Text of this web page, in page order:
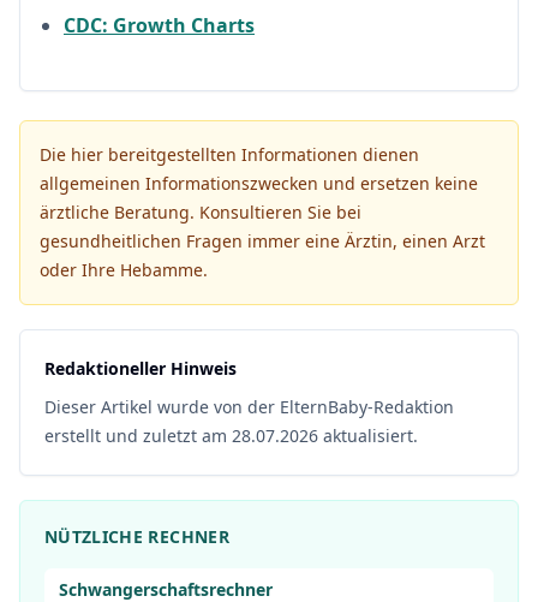
CDC: Growth Charts
Die hier bereitgestellten Informationen dienen
allgemeinen Informationszwecken und ersetzen keine
ärztliche Beratung. Konsultieren Sie bei
gesundheitlichen Fragen immer eine Ärztin, einen Arzt
oder Ihre Hebamme.
Redaktioneller Hinweis
Dieser Artikel wurde von der ElternBaby-Redaktion
erstellt und zuletzt am 28.07.2026 aktualisiert.
NÜTZLICHE RECHNER
Schwangerschaftsrechner